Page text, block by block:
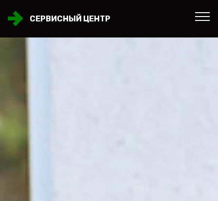
СЕРВИСНЫЙ ЦЕНТР